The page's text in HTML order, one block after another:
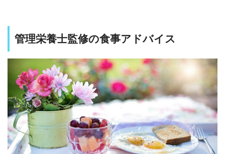
管理栄養士監修の食事アドバイス